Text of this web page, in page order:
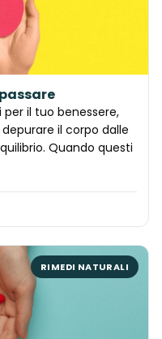
il tuo benessere,
il corpo dalle
Quando questi
RIMEDI NATURALI